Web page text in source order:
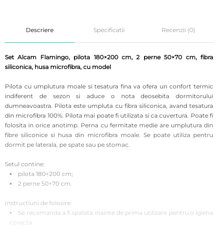
Descriere Specificatii Recenzii (0)
Set Alcam Flamingo, pilota 180×200 cm, 2 perne 50×70 cm, fibra
siliconica, husa microfibra, cu model
Pilota cu umplutura moale si tesatura fina va ofera un confort termic
indiferent de sezon si aduce o nota deosebita dormitorului
dumneavoastra. Pilota este umpluta cu fibra siliconica, avand tesatura
din microfibra 100%. Pilota mai poate fi utilizata si ca cuvertura. Poate fi
folosita in orice anotimp. Perna cu fermitate medie are umplutura din
fibre siliconice si husa din microfibra moale. Se poate utiliza pentru
dormit pe laterala, pe spate sau pe stomac.
Setul contine:
pilota 180×200 cm;
2 perne 50×70 cm.
Instructiuni de folosire:
Se recomanda a fi spalata inainte de prima utilizare pentru o igiena
corecta.